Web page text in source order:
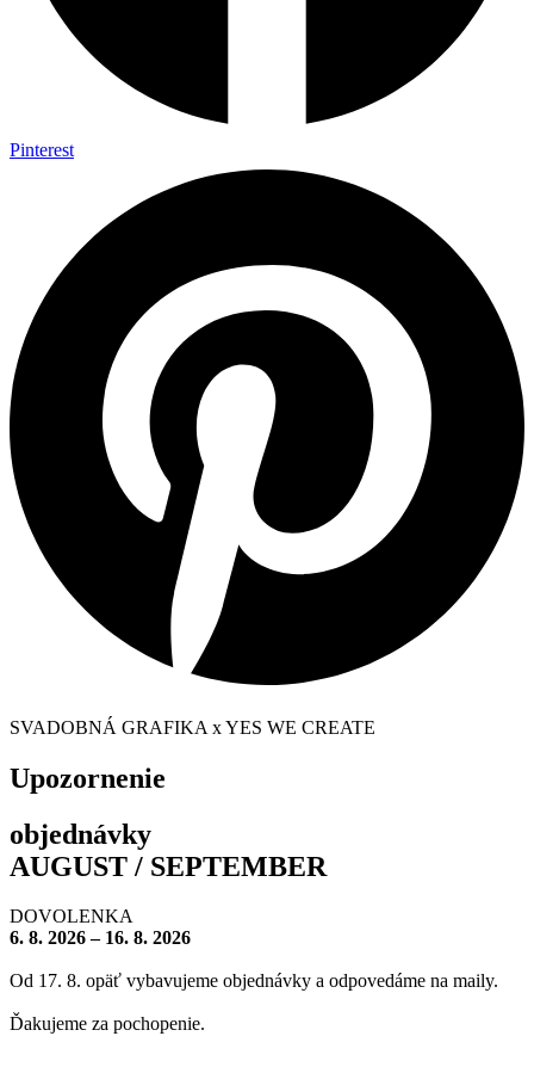
Pinterest
SVADOBNÁ GRAFIKA x YES WE CREATE
Upozornenie
objednávky
AUGUST / SEPTEMBER
DOVOLENKA
6. 8. 2026 – 16. 8. 2026
Od 17. 8. opäť vybavujeme objednávky a odpovedáme na maily.
Ďakujeme za pochopenie.